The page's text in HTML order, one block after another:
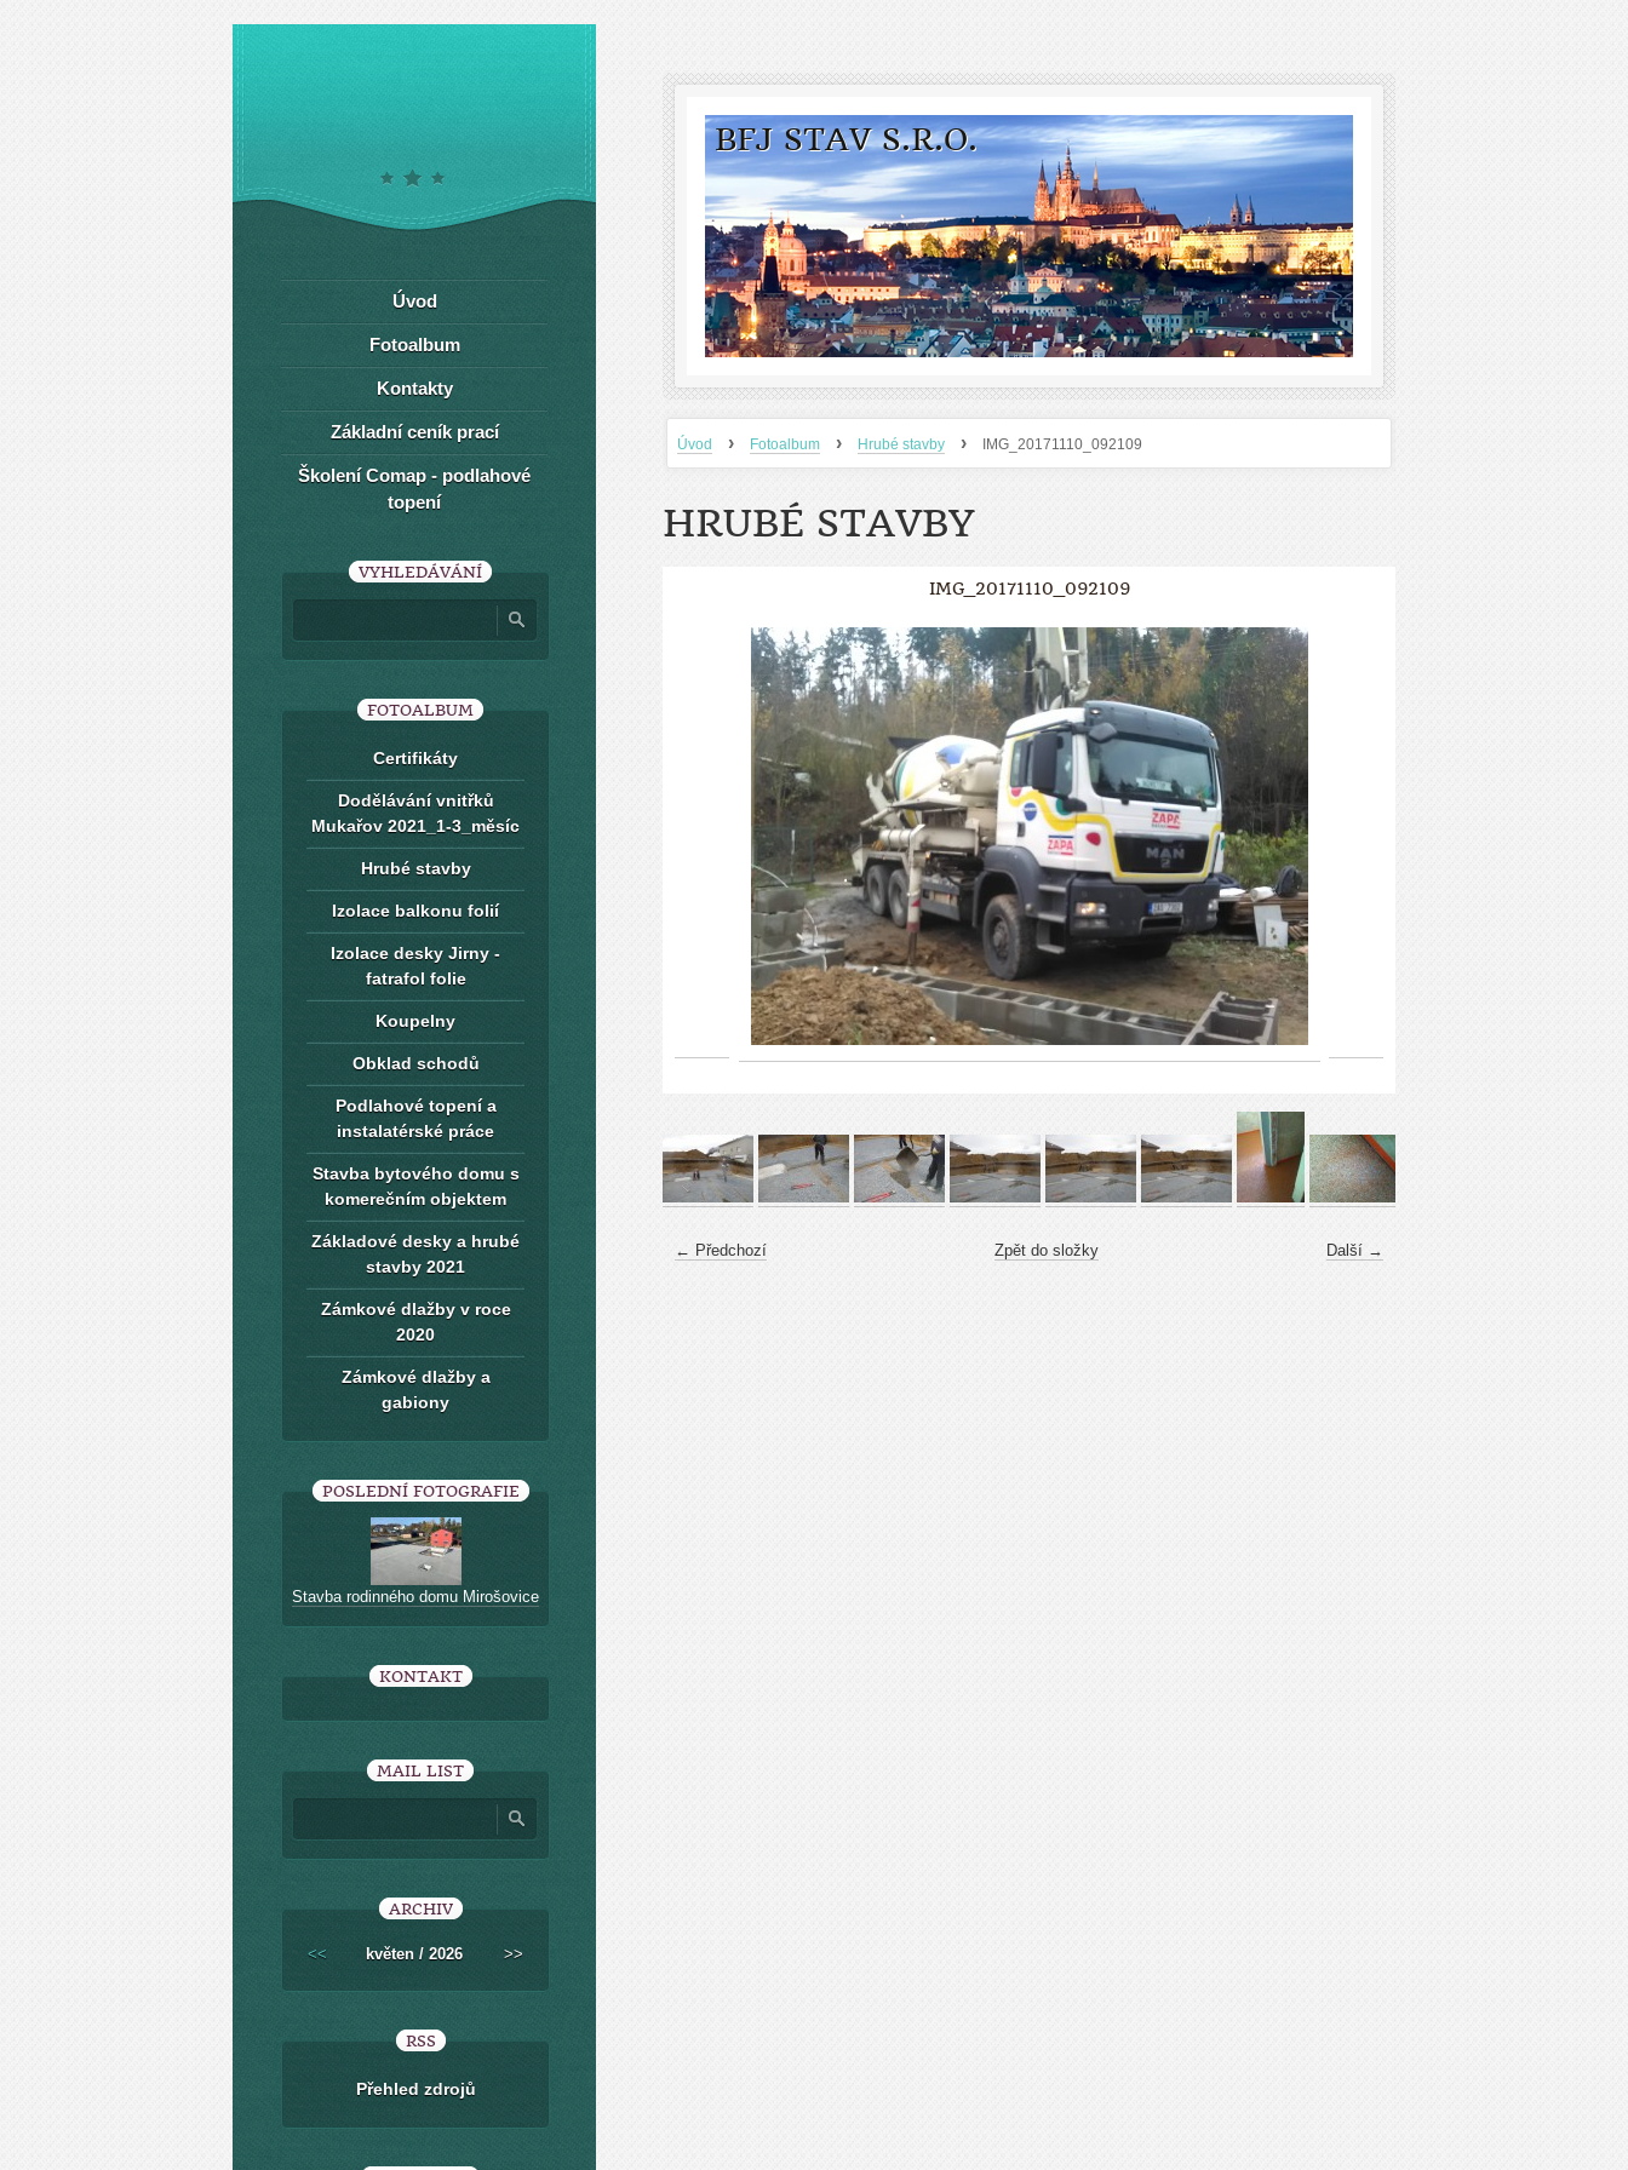
BFJ STAV S.R.O.
Úvod › Fotoalbum › Hrubé stavby › IMG_20171110_092109
HRUBÉ STAVBY
IMG_20171110_092109
← Předchozí Další →
Zpět do složky
Úvod
Fotoalbum
Kontakty
Základní ceník prací
Školení Comap - podlahové
topení
VYHLEDÁVÁNÍ
FOTOALBUM
Certifikáty
Dodělávání vnitřků
Mukařov 2021_1-3_měsíc
Hrubé stavby
Izolace balkonu folií
Izolace desky Jirny -
fatrafol folie
Koupelny
Obklad schodů
Podlahové topení a
instalatérské práce
Stavba bytového domu s
komerečním objektem
Základové desky a hrubé
stavby 2021
Zámkové dlažby v roce
2020
Zámkové dlažby a
gabiony
POSLEDNÍ FOTOGRAFIE
Stavba rodinného domu Mirošovice
KONTAKT
MAIL LIST
ARCHIV
<< květen / 2026 >>
RSS
Přehled zdrojů